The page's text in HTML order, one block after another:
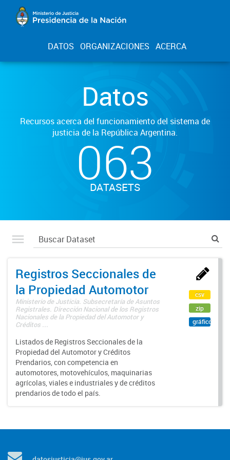
DATOS ORGANIZACIONES ACERCA
Datos
Recursos acerca del funcionamiento del sistema de
justicia de la República Argentina.
063
DATASETS
Registros Seccionales de
la Propiedad Automotor
Ministerio de Justicia. Subsecretaría de Asuntos
Registrales. Dirección Nacional de los Registros
Nacionales de la Propiedad del Automotor y
Créditos ...
Listados de Registros Seccionales de la
Propiedad del Automotor y Créditos
Prendarios, con competencia en
automotores, motovehículos, maquinarias
agrícolas, viales e industriales y de créditos
prendarios de todo el país.
csv
zip
gráfico